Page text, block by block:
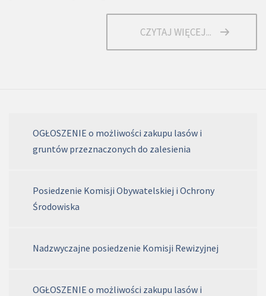
CZYTAJ WIĘCEJ...
OGŁOSZENIE o możliwości zakupu lasów i
gruntów przeznaczonych do zalesienia
Posiedzenie Komisji Obywatelskiej i Ochrony
Środowiska
Nadzwyczajne posiedzenie Komisji Rewizyjnej
OGŁOSZENIE o możliwości zakupu lasów i